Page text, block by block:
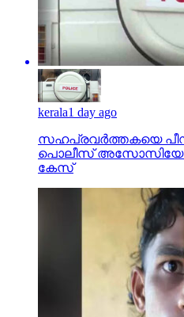
kerala1 day ago
സഹപ്രവര്‍ത്തകയെ
പൊലീസ്
കേസ്